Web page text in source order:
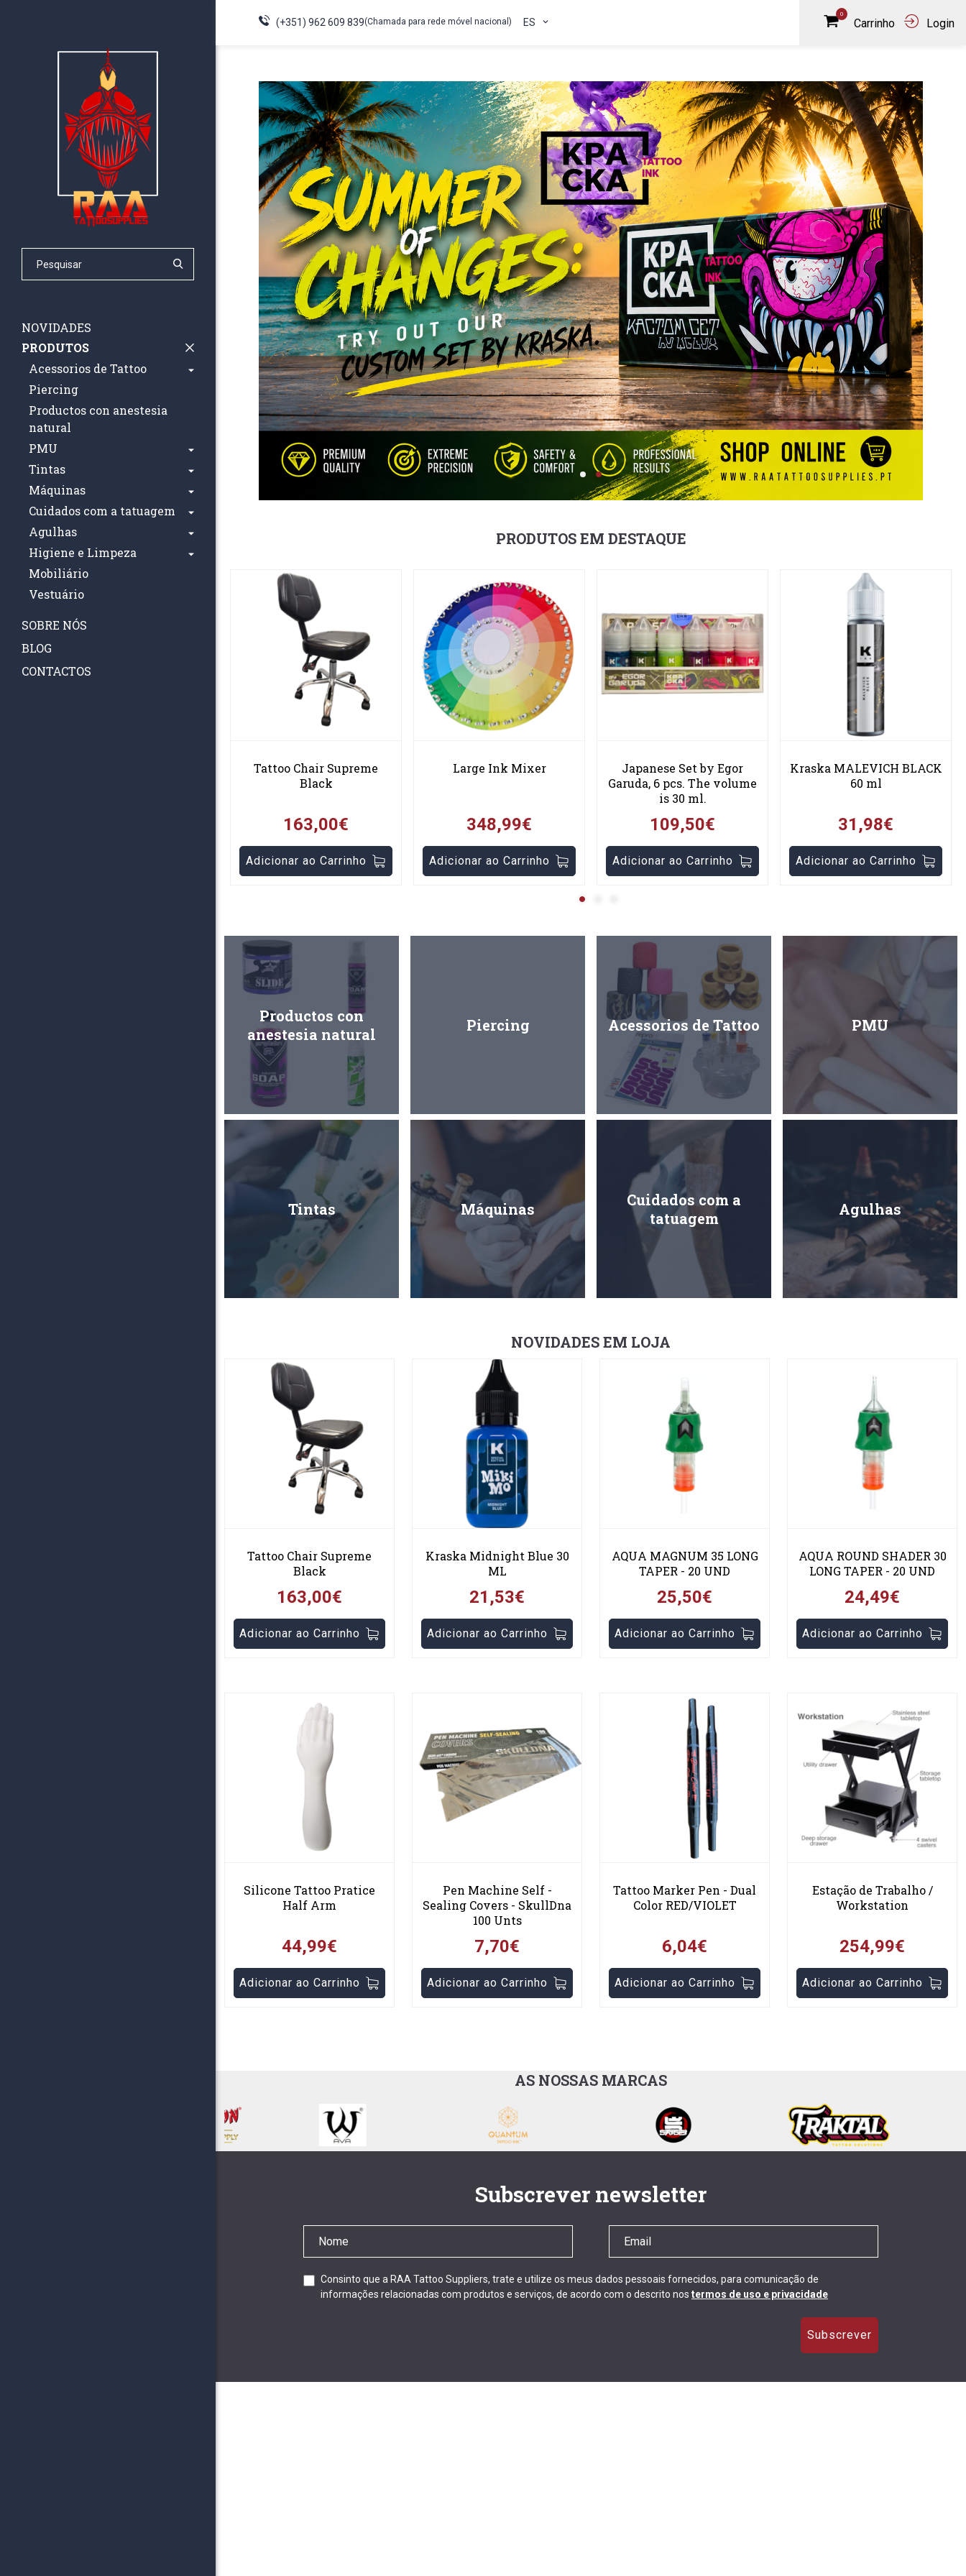
NOVIDADES
PRODUTOS
Acessorios de Tattoo
Piercing
Productos con anestesia
natural
PMU
Tintas
Máquinas
Cuidados com a tatuagem
Agulhas
Higiene e Limpeza
Mobiliário
Vestuário
SOBRE NÓS
BLOG
CONTACTOS
(+351) 962 609 839(Chamada para rede móvel nacional) ES
0
Carrinho Login
PRODUTOS EM DESTAQUE
Tattoo Chair Supreme
Black
163,00€
Adicionar ao Carrinho
Large Ink Mixer
348,99€
Adicionar ao Carrinho
Japanese Set by Egor
Garuda, 6 pcs. The volume
is 30 ml.
109,50€
Adicionar ao Carrinho
Kraska MALEVICH BLACK
60 ml
31,98€
Adicionar ao Carrinho
Productos con
anestesia natural
Piercing Acessorios de Tattoo PMU
Tintas Máquinas
Cuidados com a
tatuagem
Agulhas
NOVIDADES EM LOJA
Tattoo Chair Supreme
Black
163,00€
Adicionar ao Carrinho
Kraska Midnight Blue 30
ML
21,53€
Adicionar ao Carrinho
AQUA MAGNUM 35 LONG
TAPER - 20 UND
25,50€
Adicionar ao Carrinho
AQUA ROUND SHADER 30
LONG TAPER - 20 UND
24,49€
Adicionar ao Carrinho
Silicone Tattoo Pratice
Half Arm
44,99€
Adicionar ao Carrinho
Pen Machine Self -
Sealing Covers - SkullDna
100 Unts
7,70€
Adicionar ao Carrinho
Tattoo Marker Pen - Dual
Color RED/VIOLET
6,04€
Adicionar ao Carrinho
Estação de Trabalho /
Workstation
254,99€
Adicionar ao Carrinho
AS NOSSAS MARCAS
Subscrever newsletter
Consinto que a RAA Tattoo Suppliers, trate e utilize os meus dados pessoais fornecidos, para comunicação de
informações relacionadas com produtos e serviços, de acordo com o descrito nos termos de uso e privacidade
Subscrever